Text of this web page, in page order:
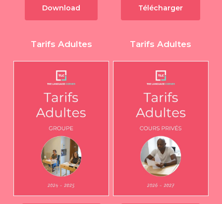
Download Télécharger
Tarifs Adultes Tarifs Adultes